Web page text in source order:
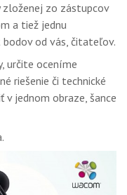
zo zástupcov
a tiež jednu
od vás, čitateľov.
určite oceníme
riešenie či technické
v jednom obraze, šance